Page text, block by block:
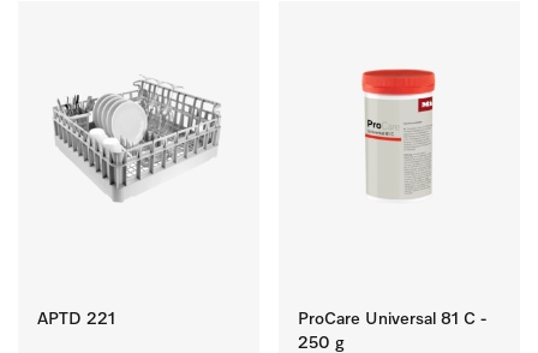
APTD 221
ProCare Universal 81 C -
250 g